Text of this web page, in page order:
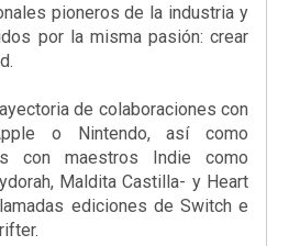
pioneros de la industria y
por la misma pasión: crear
de colaboraciones con
o Nintendo, así como
con maestros Indie como
Maldita Castilla- y Heart
ediciones de Switch e